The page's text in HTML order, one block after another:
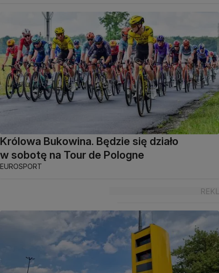
Królowa Bukowina. Będzie się działo
w sobotę na Tour de Pologne
EUROSPORT